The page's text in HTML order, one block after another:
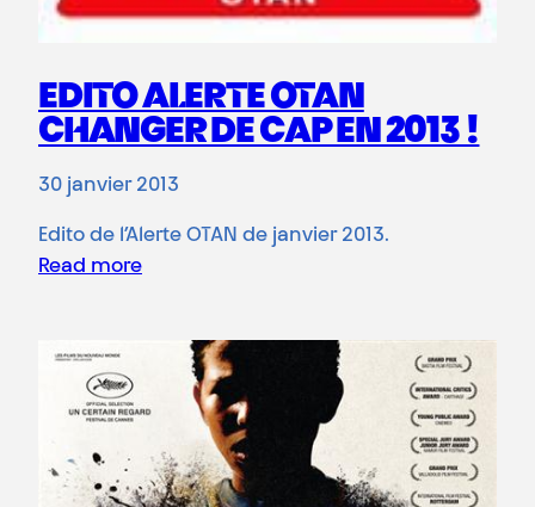
EDITO ALERTE OTAN
CHANGER DE CAP EN 2013 !
30 janvier 2013
Edito de l’Alerte OTAN de janvier 2013.
Read more